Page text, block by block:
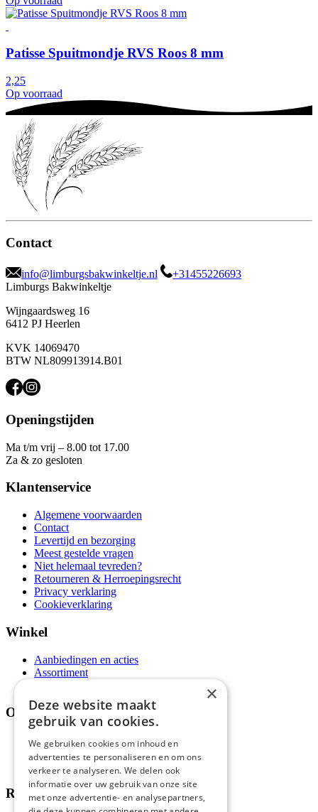
Patisse Spuitmondje RVS Roos 8 mm
2,25
Op voorraad
Contact
info@limburgsbakwinkeltje.nl
+31455226693
Limburgs Bakwinkeltje
Wijngaardsweg 16
6412 PJ Heerlen
KVK 14069470
BTW NL809913914.B01
Openingstijden
Ma t/m vrij – 8.00 tot 17.00
Za & zo gesloten
Klantenservice
Algemene voorwaarden
Contact
Levertijd en bezorging
Meest gestelde vragen
Niet helemaal tevreden?
Retourneren & Herroepingsrecht
Privacy verklaring
Cookieverklaring
Winkel
Aanbiedingen en acties
Assortiment
Over ons
Wie zijn wij?
Recepten
Tips
Recensies
×
Deze website maakt
gebruik van cookies.
We gebruiken cookies om inhoud en
advertenties te personaliseren en om ons
verkeer te analyseren. We delen ook
informatie over uw gebruik van onze site
met onze advertentie- en analysepartners,